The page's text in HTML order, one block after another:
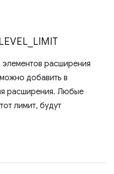
LEVEL LIMIT
расширения
добавить в
расширения. Любые
лимит, будут